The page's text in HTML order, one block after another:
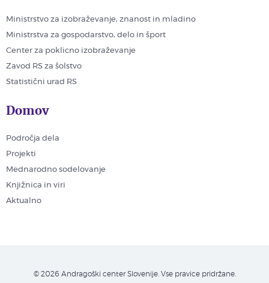
Ministrstvo za izobraževanje, znanost in mladino
Ministrstva za gospodarstvo, delo in šport
Center za poklicno izobraževanje
Zavod RS za šolstvo
Statistični urad RS
Domov
Področja dela
Projekti
Mednarodno sodelovanje
Knjižnica in viri
Aktualno
© 2026 Andragoški center Slovenije. Vse pravice pridržane.